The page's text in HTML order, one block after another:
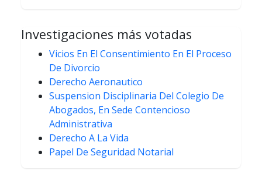
Investigaciones más votadas
Vicios En El Consentimiento En El Proceso
De Divorcio
Derecho Aeronautico
Suspension Disciplinaria Del Colegio De
Abogados, En Sede Contencioso
Administrativa
Derecho A La Vida
Papel De Seguridad Notarial